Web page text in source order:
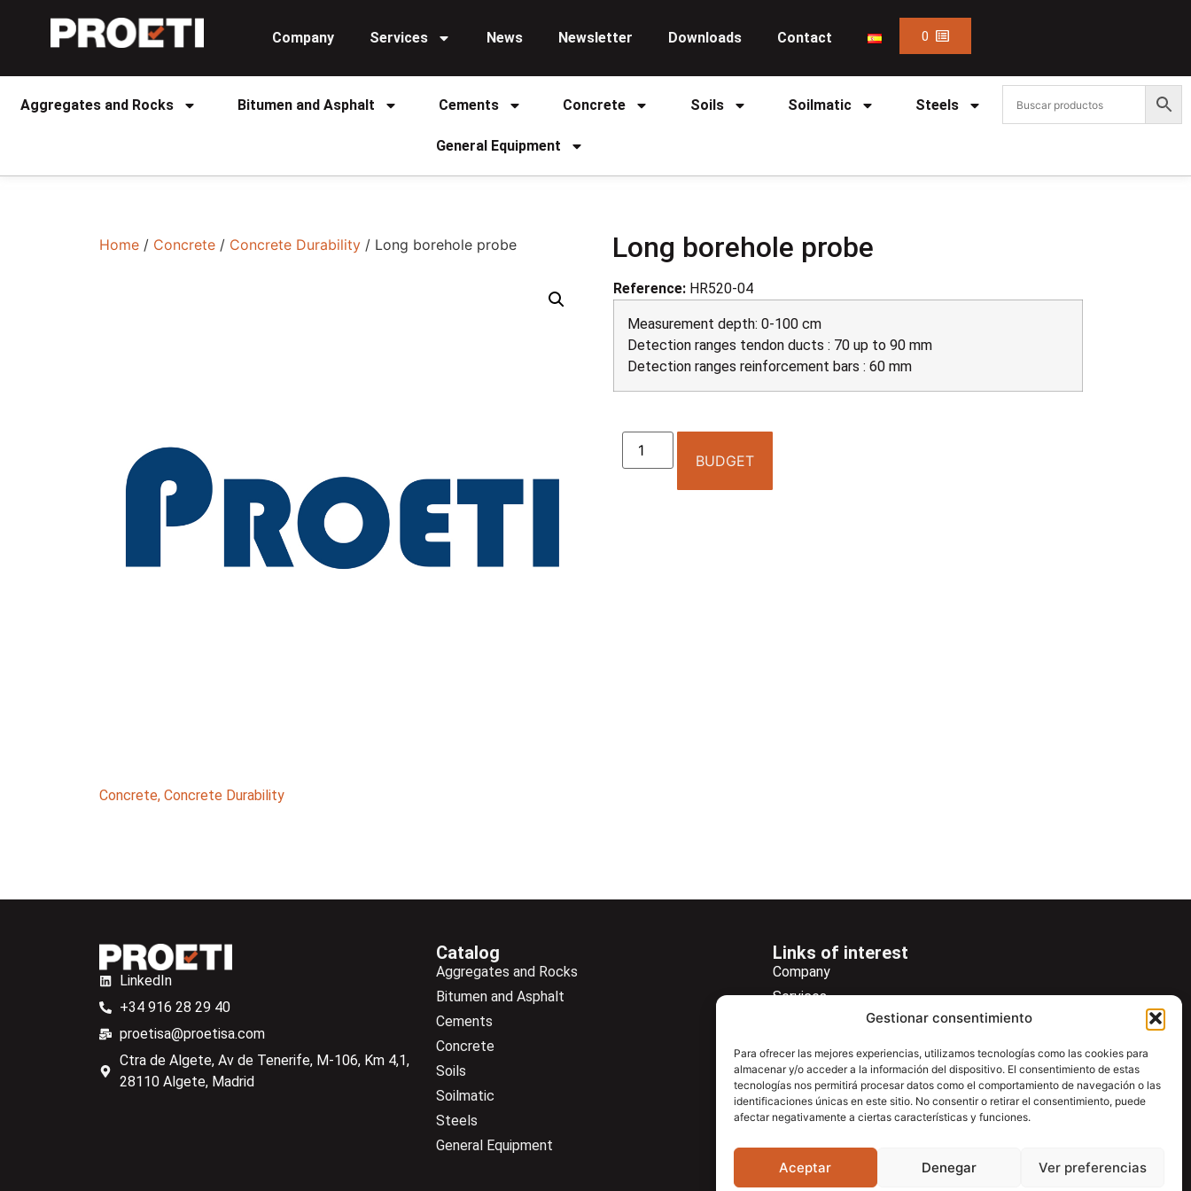
Gestionar consentimiento
Para ofrecer las mejores experiencias, utilizamos tecnologías como las cookies para
almacenar y/o acceder a la información del dispositivo. El consentimiento de estas
tecnologías nos permitirá procesar datos como el comportamiento de navegación o las
identificaciones únicas en este sitio. No consentir o retirar el consentimiento, puede
afectar negativamente a ciertas características y funciones.
Aceptar Denegar Ver preferencias
Company Services News Newsletter Downloads Contact 0
Aggregates and Rocks Bitumen and Asphalt Cements Concrete Soils Soilmatic Steels
General Equipment
Home / Concrete / Concrete Durability / Long borehole probe
Concrete, Concrete Durability
Long borehole probe
Reference: HR520-04
Measurement depth: 0-100 cm
Detection ranges tendon ducts : 70 up to 90 mm
Detection ranges reinforcement bars : 60 mm
BUDGET
LinkedIn
+34 916 28 29 40
proetisa@proetisa.com
Ctra de Algete, Av de Tenerife, M-106, Km 4,1,
28110 Algete, Madrid
Catalog
Aggregates and Rocks
Bitumen and Asphalt
Cements
Concrete
Soils
Soilmatic
Steels
General Equipment
Links of interest
Company
Services
Newsletter
Download
Contac